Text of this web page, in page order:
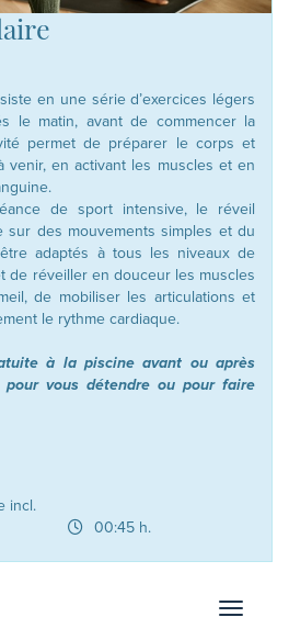
en une série d’exercices légers
le matin, avant de commencer la
permet de préparer le corps et
venir, en activant les muscles et en
de sport intensive, le réveil
sur des mouvements simples et du
adaptés à tous les niveaux de
de réveiller en douceur les muscles
de mobiliser les articulations et
le rythme cardiaque.
à la piscine avant ou après
vous détendre ou pour faire
incl.
00:45 h.